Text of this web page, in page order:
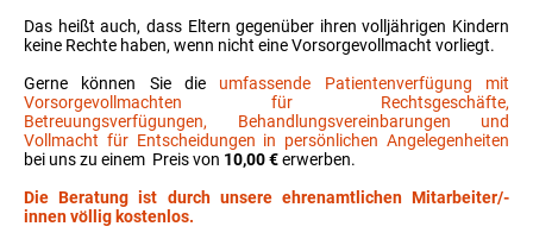
Das heißt auch, dass Eltern gegenüber ihren volljährigen Kindern
keine Rechte haben, wenn nicht eine Vorsorgevollmacht vorliegt.
Gerne können Sie die umfassende Patientenverfügung mit
Vorsorgevollmachten für Rechtsgeschäfte,
Betreuungsverfügungen, Behandlungsvereinbarungen und
Vollmacht für Entscheidungen in persönlichen Angelegenheiten
bei uns zu einem Preis von 10,00 €erwerben.
Die Beratung ist durch unsere ehrenamtlichen Mitarbeiter/-
innen völlig kostenlos.